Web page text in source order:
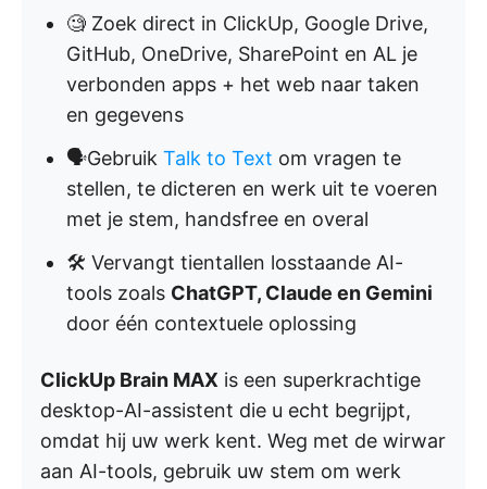
🧐 Zoek direct in ClickUp, Google Drive,
GitHub, OneDrive, SharePoint en AL je
verbonden apps + het web naar taken
en gegevens
🗣️Gebruik Talk to Text om vragen te
stellen, te dicteren en werk uit te voeren
met je stem, handsfree en overal
🛠️ Vervangt tientallen losstaande AI-
tools zoals ChatGPT, Claude en Gemini
door één contextuele oplossing
ClickUp Brain MAX is een superkrachtige
desktop-AI-assistent die u echt begrijpt,
omdat hij uw werk kent. Weg met de wirwar
aan AI-tools, gebruik uw stem om werk